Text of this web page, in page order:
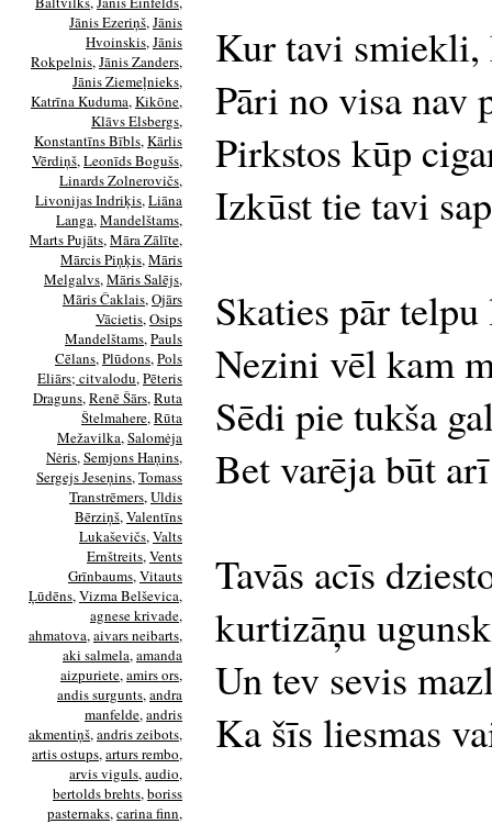
Jānis Ezeriņš,Jānis
Hvoinskis,Jānis
Rokpelnis,Jānis Zanders,
Jānis Ziemeļnieks,
Katrīna Kuduma,Kikōne,
Klāvs Elsbergs,
Konstantīns Bībls,Kārlis
Vērdiņš,Leonīds Bogušs,
Linards Zolnerovičs,
Livonijas Indriķis,Liāna
Langa,Mandelštams,
Marts Pujāts,Māra Zālīte,
Mārcis Piņķis,Māris
Melgalvs,Māris Salējs,
Māris Čaklais,Ojārs
Vācietis,Osips
Mandelštams,Pauls
Cēlans,Plūdons,Pols
Eliārs; citvalodu,Pēteris
Draguns,Renē Šārs,Ruta
Štelmahere,Rūta
Mežavilka,Salomėja
Nėris,Semjons Haņins,
Sergejs Jeseņins,Tomass
Transtrēmers,Uldis
Bērziņš,Valentīns
Lukaševičs,Valts
Ernštreits,Vents
Grīnbaums,Vitauts
Ļūdēns,Vizma Belševica,
agnese krivade,
ahmatova,aivars neibarts,
aki salmela,amanda
aizpuriete,amirs ors,
andis surgunts,andra
manfelde,andris
akmentiņš,andris zeibots,
artis ostups,arturs rembo,
arvis viguls,audio,
bertolds brehts,boriss
pasternaks,carina finn,
Kur tavi smiekli,
Pāri no visa nav
Pirkstos kūp
Izkūst tie tavi
Skaties pār
Nezini vēl kam
Sēdi pie tukša
Bet varēja būt
Tavās acīs
kurtizāņu
Un tev sevis
Ka šīs liesmas